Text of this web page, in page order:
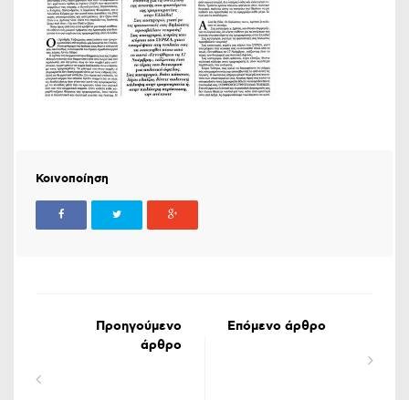
Κοινοποίηση
Προηγούμενο
άρθρο
Επόμενο άρθρο